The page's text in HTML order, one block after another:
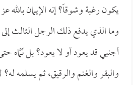
يكون رغبة وشوقاً؟ إنه الإيمان
وما الذي يدفع ذلك الرجل الثالث
أجنبي قد يعود أو لا يعود؟ بل نَمَّاه
والبقر والغنم والرقيق، ثم يسلمه